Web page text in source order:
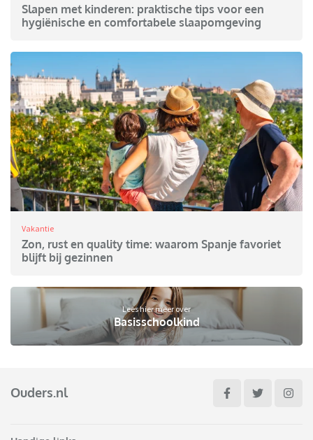
Slapen met kinderen: praktische tips voor een
hygiënische en comfortabele slaapomgeving
Vakantie
Zon, rust en quality time: waarom Spanje favoriet
blijft bij gezinnen
Lees hier meer over
Basisschoolkind
Ouders.nl